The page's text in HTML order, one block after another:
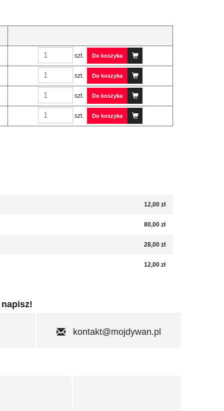
szt. Do koszyka
szt. Do koszyka
szt. Do koszyka
szt. Do koszyka
12,00 zł
80,00 zł
28,00 zł
12,00 zł
kontakt@mojdywan.pl